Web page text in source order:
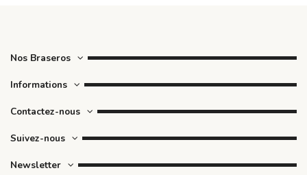
Nos Braseros
Informations
Contactez-nous
Suivez-nous
Newsletter